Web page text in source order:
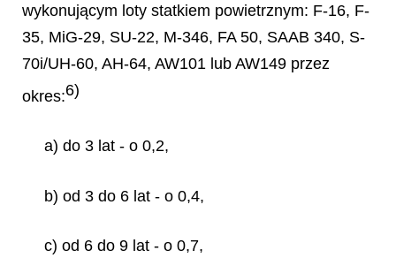
wykonującym loty statkiem powietrznym: F-16, F-
35, MiG-29, SU-22, M-346, FA 50, SAAB 340, S-
70i/UH-60, AH-64, AW101 lub AW149 przez
okres:6)
a) do 3 lat - o 0,2,
b) od 3 do 6 lat - o 0,4,
c) od 6 do 9 lat - o 0,7,